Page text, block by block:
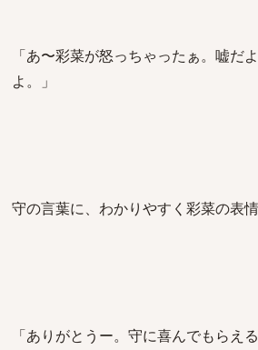
「あ〜彩菜が怒っちゃったぁ。嘘だ
よ。」
守の言葉に、わかりやすく彩菜の表
「ありがとうー。守に喜んでもらえ